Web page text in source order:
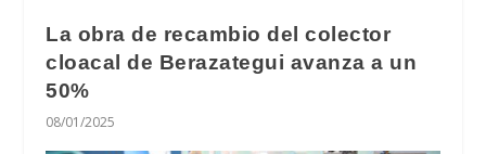
La obra de recambio del colector
cloacal de Berazategui avanza a un
50%
08/01/2025